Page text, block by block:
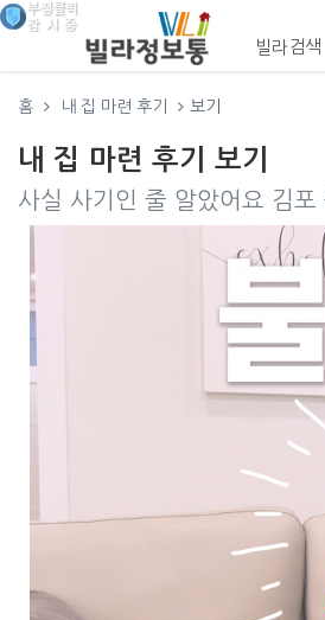
빌라검색
홈 내 집 마련 후기 보기
내 집 마련 후기 보기
사실 사기인 줄 알았어요 김